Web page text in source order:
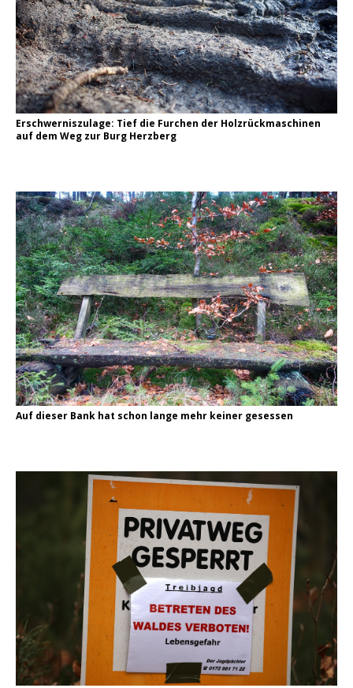
Erschwerniszulage: Tief die Furchen der Holzrückmaschinen
auf dem Weg zur Burg Herzberg
Auf dieser Bank hat schon lange mehr keiner gesessen